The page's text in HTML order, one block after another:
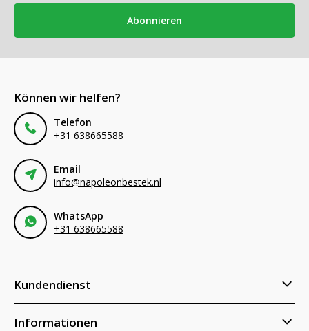
Abonnieren
Können wir helfen?
Telefon
+31 638665588
Email
info@napoleonbestek.nl
WhatsApp
+31 638665588
Kundendienst
Informationen